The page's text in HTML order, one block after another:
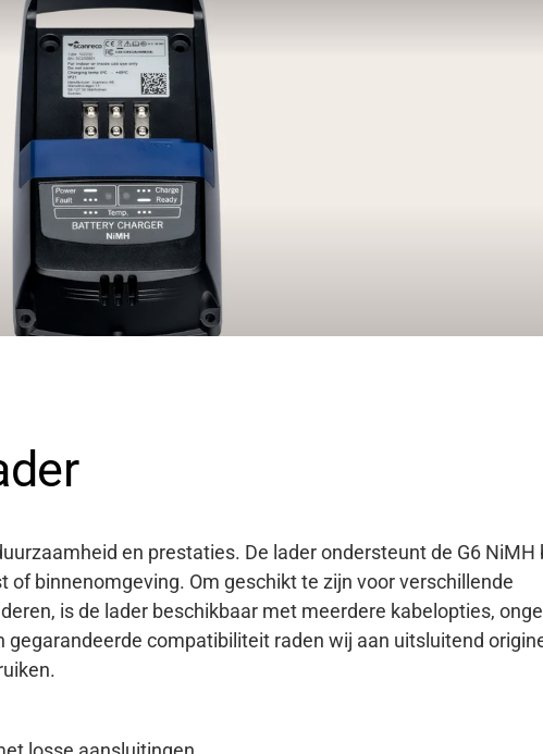
en prestaties. De lader ondersteunt de G6 NiMH
of binnenomgeving. Om geschikt te zijn voor verschillende
is de lader beschikbaar met meerdere kabelopties,
compatibiliteit raden wij aan uitsluitend